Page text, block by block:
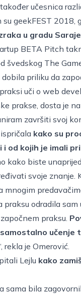
učesnica
su geekFEST 2018,
u gradu
BETA Pitch
švedskog The
priliku da
uči o web
prakse, dosta je
završiti svoj
kako su
od kojih je imali
kako biste
svoje znanje.
mnogim
praksu odradila
praksu.
učenje
rekla je Omerović.
Lejlu kako
sama bila